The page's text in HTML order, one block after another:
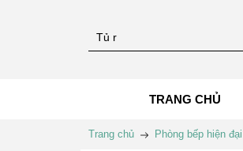
TRANG CHỦ
Trang chủ Phòng bếp hiện đại